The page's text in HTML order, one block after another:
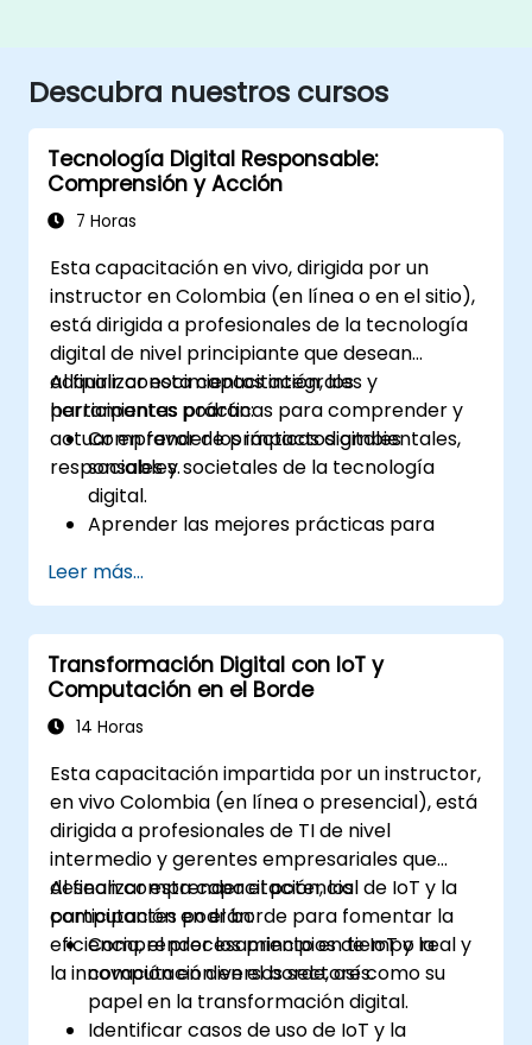
Descubra nuestros cursos
Tecnología Digital Responsable:
Comprensión y Acción
7 Horas
Esta capacitación en vivo, dirigida por un
instructor en Colombia (en línea o en el sitio),
está dirigida a profesionales de la tecnología
digital de nivel principiante que desean
adquirir conocimientos integrales y
herramientas prácticas para comprender y
actuar en favor de prácticas digitales
responsables.
Al finalizar esta capacitación, los
participantes podrán:
Comprender los impactos ambientales,
sociales y societales de la tecnología
digital.
Aprender las mejores prácticas para
profesionales y personales.
Adquirir conocimientos sobre ecodiseño
para servicios digitales sostenibles.
Implementar prácticas digitales
responsables en su trabajo.
Leer más...
Transformación Digital con IoT y
Computación en el Borde
14 Horas
Esta capacitación impartida por un instructor,
en vivo Colombia (en línea o presencial), está
dirigida a profesionales de TI de nivel
intermedio y gerentes empresariales que
desean comprender el potencial de IoT y la
computación en el borde para fomentar la
eficiencia, el procesamiento en tiempo real y
la innovación en diversos sectores.
Al finalizar esta capacitación, los
participantes podrán:
Comprender los principios de IoT y la
computación en el borde, así como su
papel en la transformación digital.
Identificar casos de uso de IoT y la